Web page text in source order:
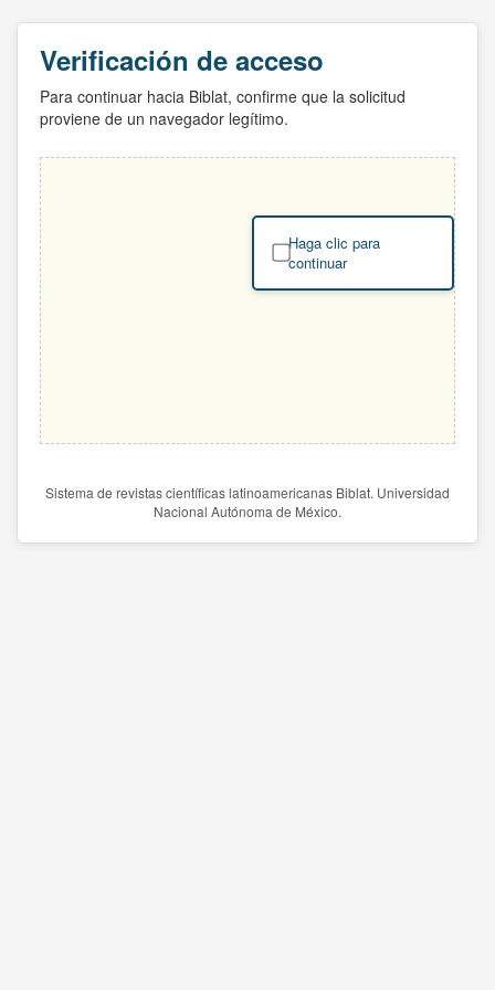
Verificación de acceso
Para continuar hacia Biblat, confirme que la solicitud
proviene de un navegador legítimo.
Haga clic para
continuar
Sistema de revistas científicas latinoamericanas Biblat. Universidad
Nacional Autónoma de México.